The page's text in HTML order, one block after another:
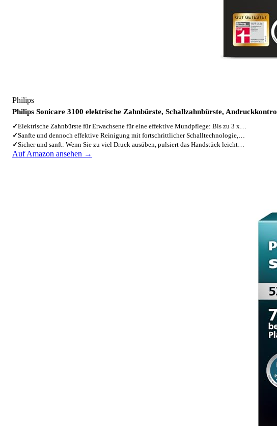
Philips
Philips Sonicare 3100 elektrische Zahnbürste, Schallzahnbürste,
✓Elektrische Zahnbürste für Erwachsene für eine effektive Mundpflege: Bis zu 3 x…
✓Sanfte und dennoch effektive Reinigung mit fortschrittlicher Schalltechnologie,…
✓Sicher und sanft: Wenn Sie zu viel Druck ausüben, pulsiert das Handstück leicht…
Auf Amazon ansehen →